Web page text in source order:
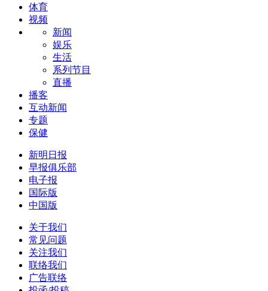
体育
视频
新闻
娱乐
生活
系列节目
直播
播客
互动新闻
专题
保健
新明日报
早报俱乐部
电子报
国际版
中国版
关于我们
常见问题
关注我们
联络我们
广告联络